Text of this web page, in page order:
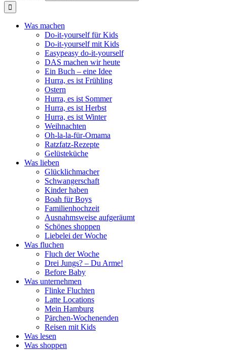
Was machen
Do-it-yourself für Kids
Do-it-yourself mit Kids
Easypeasy do-it-yourself
DAS machen wir heute
Ein Buch – eine Idee
Hurra, es ist Frühling
Ostern
Hurra, es ist Sommer
Hurra, es ist Herbst
Hurra, es ist Winter
Weihnachten
Oh-la-la-für-Omama
Ratzfatz-Rezepte
Gelüsteküche
Was lieben
Glücklichmacher
Schwangerschaft
Kinder haben
Boah für Boys
Familienhochzeit
Ausnahmsweise aufgeräumt
Schönes shoppen
Liebelei der Woche
Was fluchen
Fluch der Woche
Drei Jungs? – Du Arme!
Before Baby
Was unternehmen
Flinke Fluchten
Latte Locations
Mein Hamburg
Pärchen-Wochenenden
Reisen mit Kids
Was lesen
Was shoppen